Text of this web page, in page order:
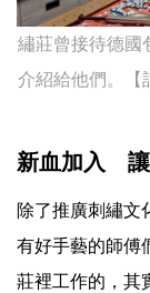
繡莊曾接待德國
介紹給他們。
新血加入 讓
除了推廣刺繡文
有好手藝的師傅
莊裡工作的，其